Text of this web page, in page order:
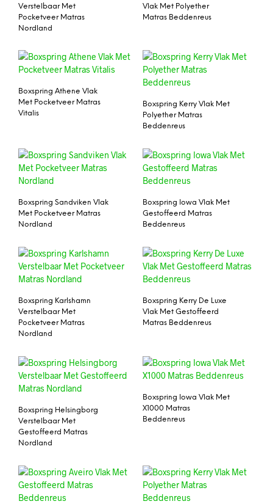
Verstelbaar Met
Pocketveer Matras
Nordland
Vlak Met Polyether
Matras Beddenreus
Boxspring Athene Vlak
Met Pocketveer Matras
Vitalis
Boxspring Kerry Vlak Met
Polyether Matras
Beddenreus
Boxspring Sandviken Vlak
Met Pocketveer Matras
Nordland
Boxspring Iowa Vlak Met
Gestoffeerd Matras
Beddenreus
Boxspring Karlshamn
Verstelbaar Met
Pocketveer Matras
Nordland
Boxspring Kerry De Luxe
Vlak Met Gestoffeerd
Matras Beddenreus
Boxspring Helsingborg
Verstelbaar Met
Gestoffeerd Matras
Nordland
Boxspring Iowa Vlak Met
X1000 Matras
Beddenreus